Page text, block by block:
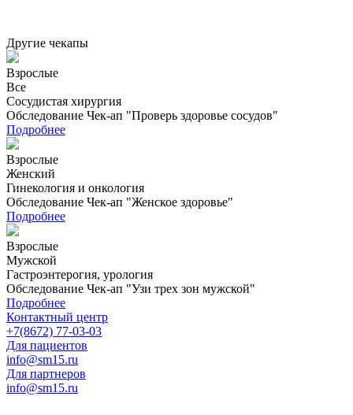
Другие чекапы
Взрослые
Все
Сосудистая хирургия
Обследование Чек-ап "Проверь здоровье сосудов"
Подробнее
Взрослые
Женский
Гинекология и онкология
Обследование Чек-ап "Женское здоровье"
Подробнее
Взрослые
Мужской
Гастроэнтерогия, урология
Обследование Чек-ап "Узи трех зон мужской"
Подробнее
Контактный центр
+7(8672) 77-03-03
Для пациентов
info@sm15.ru
Для партнеров
info@sm15.ru